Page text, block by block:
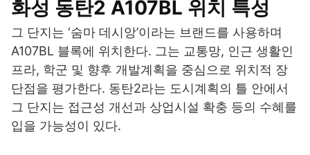
화성 동탄2 A107BL 위치 특성
그 단지는 ‘숨마 데시앙’이라는 브랜드를 사용하며
A107BL 블록에 위치한다. 그는 교통망, 인근 생활인
프라, 학군 및 향후 개발계획을 중심으로 위치적 장
단점을 평가한다. 동탄2라는 도시계획의 틀 안에서
그 단지는 접근성 개선과 상업시설 확충 등의 수혜를
입을 가능성이 있다.